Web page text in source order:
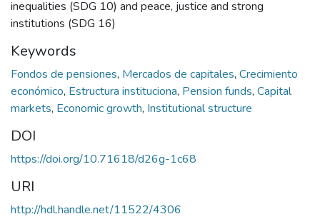
inequalities (SDG 10) and peace, justice and strong
institutions (SDG 16)
Keywords
Fondos de pensiones, Mercados de capitales, Crecimiento
económico, Estructura instituciona, Pension funds, Capital
markets, Economic growth, Institutional structure
DOI
https://doi.org/10.71618/d26g-1c68
URI
http://hdl.handle.net/11522/4306